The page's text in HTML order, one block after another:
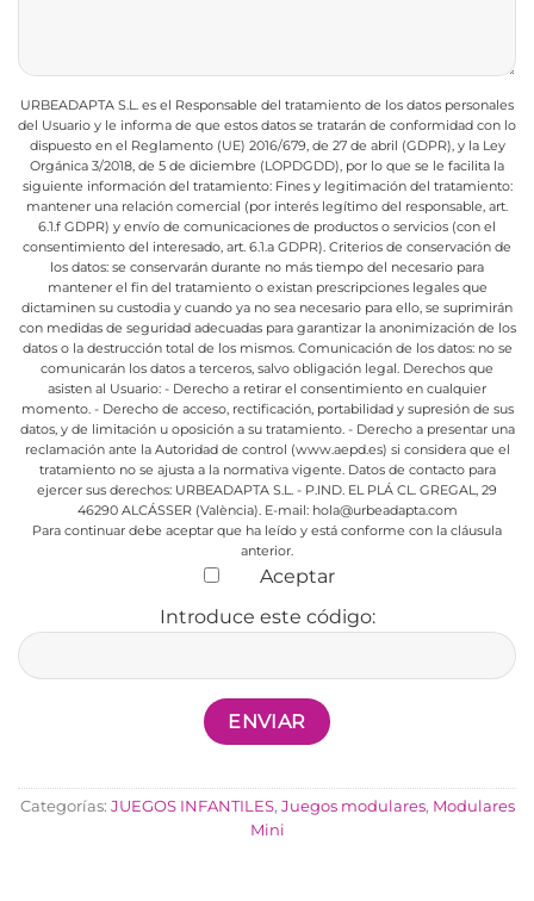
URBEADAPTA S.L. es el Responsable del tratamiento de los datos personales
del Usuario y le informa de que estos datos se tratarán de conformidad con lo
dispuesto en el Reglamento (UE) 2016/679, de 27 de abril (GDPR), y la Ley
Orgánica 3/2018, de 5 de diciembre (LOPDGDD), por lo que se le facilita la
siguiente información del tratamiento:Fines y legitimación del tratamiento:
mantener una relación comercial (por interés legítimo del responsable, art.
6.1.f GDPR) y envío de comunicaciones de productos o servicios (con el
consentimiento del interesado, art. 6.1.a GDPR). Criterios de conservación de
los datos: se conservarán durante no más tiempo del necesario para
mantener el fin del tratamiento o existan prescripciones legales que
dictaminen su custodia y cuando ya no sea necesario para ello, se suprimirán
con medidas de seguridad adecuadas para garantizar la anonimización de los
datos o la destrucción total de los mismos. Comunicación de los datos: no se
comunicarán los datos a terceros, salvo obligación legal. Derechos que
asisten al Usuario: - Derecho a retirar el consentimiento en cualquier
momento. - Derecho de acceso, rectificación, portabilidad y supresión de sus
datos, y de limitación u oposición a su tratamiento. - Derecho a presentar una
reclamación ante la Autoridad de control (www.aepd.es) si considera que el
tratamiento no se ajusta a la normativa vigente. Datos de contacto para
ejercer sus derechos: URBEADAPTA S.L. - P.IND. EL PLÁ CL. GREGAL, 29
46290 ALCÁSSER (València). E-mail: hola@urbeadapta.com
Para continuar debe aceptar que ha leído y está conforme con la cláusula
anterior.
Aceptar
Introduce este código:
Categorías: JUEGOS INFANTILES, Juegos modulares, Modulares
Mini